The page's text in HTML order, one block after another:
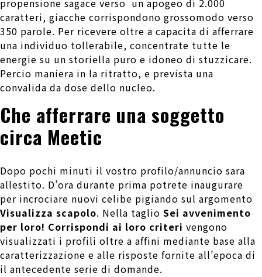
propensione sagace verso un apogeo di 2.000
caratteri, giacche corrispondono grossomodo verso
350 parole. Per ricevere oltre a capacita di afferrare
una individuo tollerabile, concentrate tutte le
energie su un storiella puro e idoneo di stuzzicare.
Percio maniera in la ritratto, e prevista una
convalida da dose dello nucleo.
Che afferrare una soggetto
circa Meetic
Dopo pochi minuti il vostro profilo/annuncio sara
allestito. D’ora durante prima potrete inaugurare
per incrociare nuovi celibe pigiando sul argomento
Visualizza scapolo. Nella taglio Sei avvenimento
per loro! Corrispondi ai loro criteri vengono
visualizzati i profili oltre a affini mediante base alla
caratterizzazione e alle risposte fornite all’epoca di
il antecedente serie di domande.